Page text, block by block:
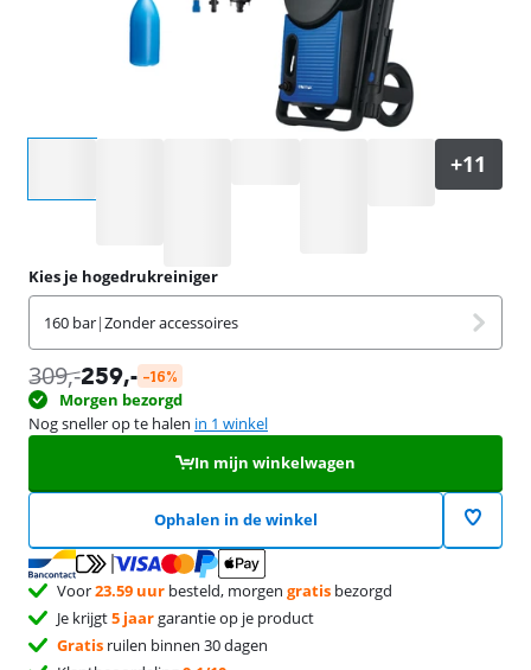
Kies je hogedrukreiniger
160 bar|Zonder accessoires
309,-259,- -16%
Morgen bezorgd
Nog sneller op te halen in 1 winkel
In mijn winkelwagen
Ophalen in de winkel
Voor23.59 uur besteld, morgen gratis bezorgd
Je krijgt5 jaargarantie op je product
Gratis ruilen binnen 30 dagen